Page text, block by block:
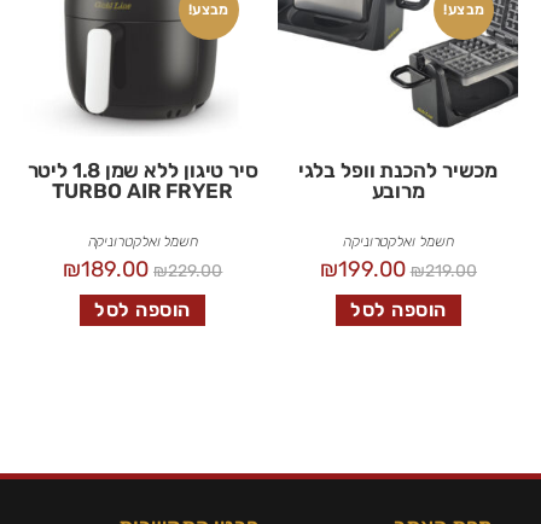
מבצע!
מכשיר להכנת וופל בלגי
מרובע
חשמל ואלקטרוניקה
₪219.00
₪199.00
הוספה לסל
מבצע!
סיר טיגון ללא שמן 1.8 ליטר
TURBO AIR FRYER
חשמל ואלקטרוניקה
₪229.00
₪189.00
הוספה לסל